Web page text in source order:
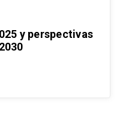
y perspectivas